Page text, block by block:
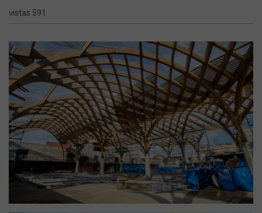
vistas 591